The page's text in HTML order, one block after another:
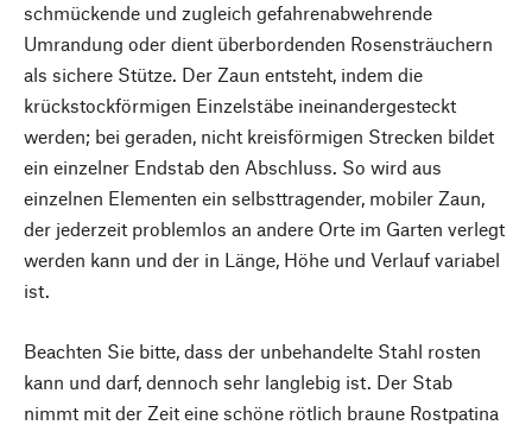
schmückende und zugleich gefahrenabwehrende
Umrandung oder dient überbordenden Rosensträuchern
als sichere Stütze. Der Zaun entsteht, indem die
krückstockförmigen Einzelstäbe ineinandergesteckt
werden; bei geraden, nicht kreisförmigen Strecken bildet
ein einzelner Endstab den Abschluss. So wird aus
einzelnen Elementen ein selbsttragender, mobiler Zaun,
der jederzeit problemlos an andere Orte im Garten verlegt
werden kann und der in Länge, Höhe und Verlauf variabel
ist.
Beachten Sie bitte, dass der unbehandelte Stahl rosten
kann und darf, dennoch sehr langlebig ist. Der Stab
nimmt mit der Zeit eine schöne rötlich braune Rostpatina